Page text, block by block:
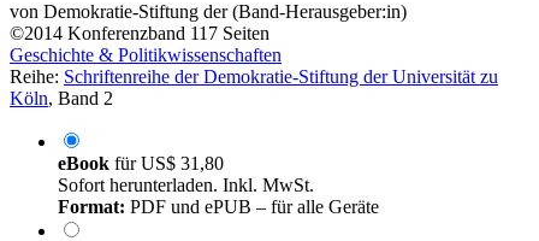
von Demokratie-Stiftung der (Band-Herausgeber:in)
©2014 Konferenzband 117 Seiten
Geschichte & Politikwissenschaften
Reihe: Schriftenreihe der Demokratie-Stiftung der Universität zu
Köln, Band 2
eBook fürUS$ 31,80
Sofort herunterladen. Inkl. MwSt.
Format: PDF und ePUB – für alle Geräte